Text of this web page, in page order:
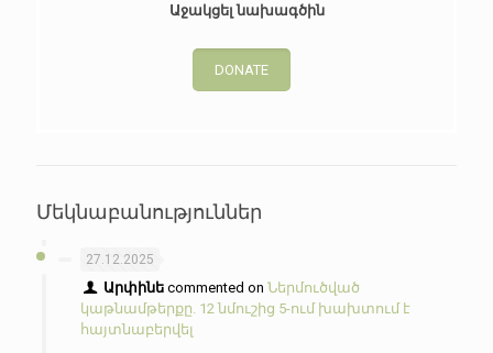
Աջակցել նախագծին
DONATE
Մեկնաբանություններ
27.12.2025
Արփինե commented onՆերմուծված
կաթնամթերքը. 12 նմուշից 5-ում խախտում է
հայտնաբերվել